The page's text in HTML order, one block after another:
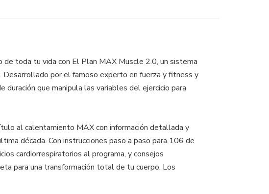
toda tu vida con El Plan MAX Muscle 2.0, un sistema
Desarrollado por el famoso experto en fuerza y fitness y
que manipula las variables del ejercicio para
al calentamiento MAX con información detallada y
década. Con instrucciones paso a paso para 106 de
cardiorrespiratorios al programa, y consejos
para una transformación total de tu cuerpo. Los